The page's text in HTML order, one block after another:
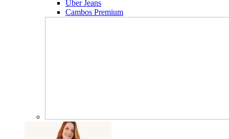
Uber Jeans
Cambos Premium